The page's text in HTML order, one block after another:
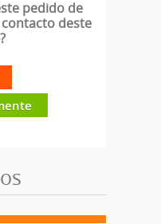
pedido de
deste